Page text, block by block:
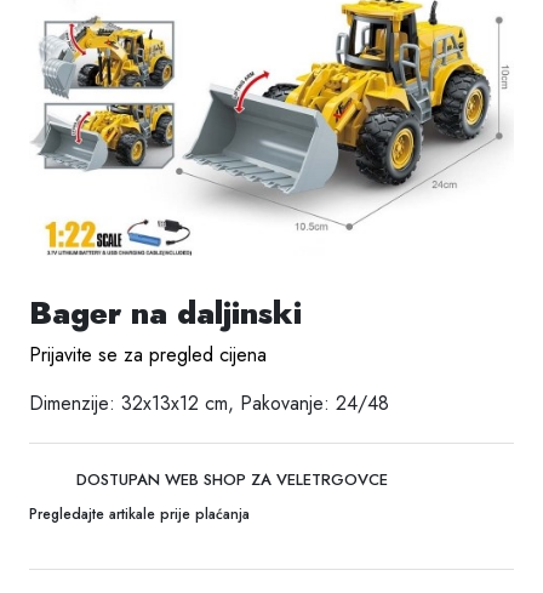
Bager na daljinski
Prijavite se za pregled cijena
Dimenzije: 32x13x12 cm, Pakovanje: 24/48
DOSTUPAN WEB SHOP ZA VELETRGOVCE
Pregledajte artikale prije plaćanja